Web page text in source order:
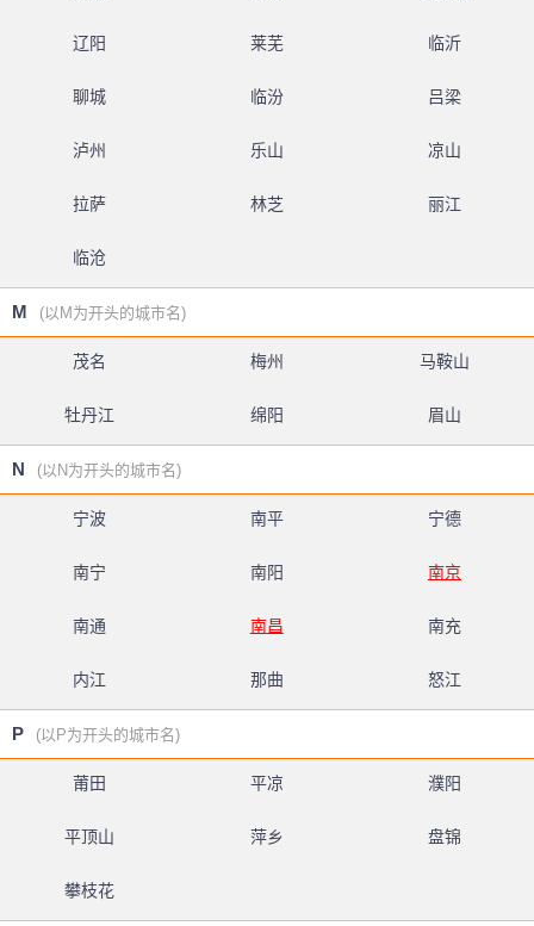
辽阳 莱芜 临沂
聊城 临汾 吕梁
泸州 乐山 凉山
拉萨 林芝 丽江
临沧
M (以M为开头的城市名)
茂名 梅州 马鞍山
牡丹江 绵阳 眉山
N (以N为开头的城市名)
宁波 南平 宁德
南宁 南阳 南京
南通 南昌 南充
内江 那曲 怒江
P (以P为开头的城市名)
莆田 平凉 濮阳
平顶山 萍乡 盘锦
攀枝花